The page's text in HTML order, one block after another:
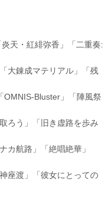
天・紅緋弥香」「二重奏:
大錬成マテリアル」「残
OMNIS-Bluster」「陣風祭
ろう」「旧き虚路を歩み
カ航路」「絶唱絶華」
座渡」「彼女にとっての